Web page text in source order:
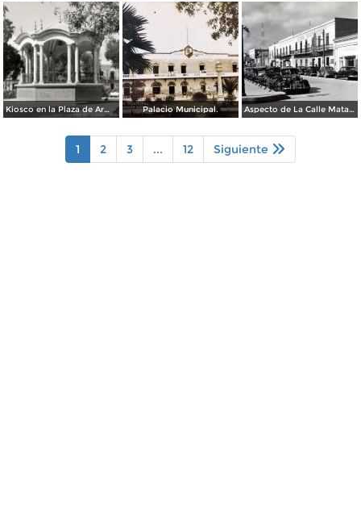
Kiosco en la Plaza de Armas Palacio Municipal. Aspecto de La Calle Matamoros ( Circulada el 6 de Enero de 1951 ).
1 2 3 ... 12 Siguiente